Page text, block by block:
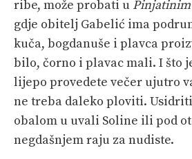
ribe, može probati u
gdje obitelj Gabelić ima
kuča, bogdanuše i plavca
bilo, čorno i plavac mali. I što
lijepo provedete večer ujutro
ne treba daleko ploviti.
obalom u uvali Soline ili pod
negdašnjem raju za nudiste.